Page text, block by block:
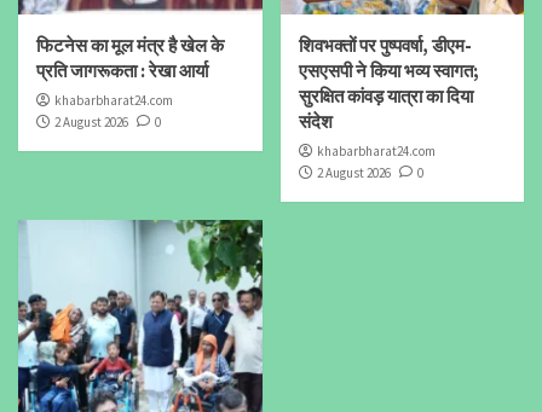
फिटनेस का मूल मंत्र है खेल के
प्रति जागरूकता : रेखा आर्या
khabarbharat24.com
2 August 2026
0
शिवभक्तों पर पुष्पवर्षा, डीएम-
एसएसपी ने किया भव्य स्वागत;
सुरक्षित कांवड़ यात्रा का दिया
संदेश
khabarbharat24.com
2 August 2026
0